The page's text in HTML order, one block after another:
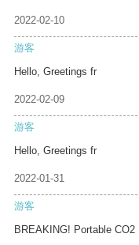
2022-02-10
游客
Hello, Greetings fr
2022-02-09
游客
Hello, Greetings fr
2022-01-31
游客
BREAKING! Portable CO2